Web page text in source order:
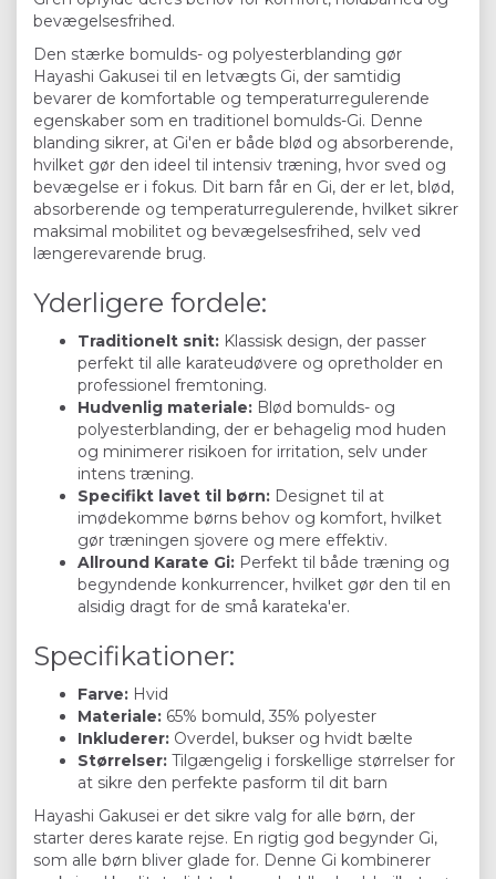
bevægelsesfrihed.
Den stærke bomulds- og polyesterblanding gør
Hayashi Gakusei til en letvægts Gi, der samtidig
bevarer de komfortable og temperaturregulerende
egenskaber som en traditionel bomulds-Gi. Denne
blanding sikrer, at Gi'en er både blød og absorberende,
hvilket gør den ideel til intensiv træning, hvor sved og
bevægelse er i fokus. Dit barn får en Gi, der er let, blød,
absorberende og temperaturregulerende, hvilket sikrer
maksimal mobilitet og bevægelsesfrihed, selv ved
længerevarende brug.
Yderligere fordele:
Traditionelt snit: Klassisk design, der passer
perfekt til alle karateudøvere og opretholder en
professionel fremtoning.
Hudvenlig materiale: Blød bomulds- og
polyesterblanding, der er behagelig mod huden
og minimerer risikoen for irritation, selv under
intens træning.
Specifikt lavet til børn: Designet til at
imødekomme børns behov og komfort, hvilket
gør træningen sjovere og mere effektiv.
Allround Karate Gi: Perfekt til både træning og
begyndende konkurrencer, hvilket gør den til en
alsidig dragt for de små karateka'er.
Specifikationer:
Farve: Hvid
Materiale: 65% bomuld, 35% polyester
Inkluderer: Overdel, bukser og hvidt bælte
Størrelser: Tilgængelig i forskellige størrelser for
at sikre den perfekte pasform til dit barn
Hayashi Gakusei er det sikre valg for alle børn, der
starter deres karate rejse. En rigtig god begynder Gi,
som alle børn bliver glade for. Denne Gi kombinerer